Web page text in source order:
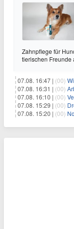
Zahnpflege für
tierischen Freunde
07.08. 16:47 | (00)
07.08. 16:31 | (00)
07.08. 16:10 | (00)
07.08. 15:29 | (00)
07.08. 15:20 | (00)